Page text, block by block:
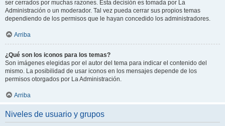
ser cerrados por muchas razones. Esta decisión es tomada por La
Administración o un moderador. Tal vez pueda cerrar sus propios temas
dependiendo de los permisos que le hayan concedido los administradores.
Arriba
¿Qué son los iconos para los temas?
Son imágenes elegidas por el autor del tema para indicar el contenido del
mismo. La posibilidad de usar iconos en los mensajes depende de los
permisos otorgados por La Administración.
Arriba
Niveles de usuario y grupos